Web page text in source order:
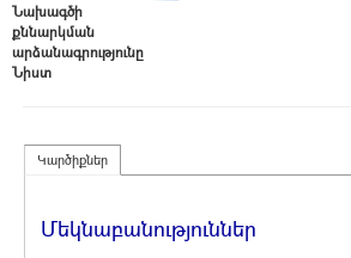
Նախագծի
քննարկման
արձանագրությունը
Նիստ
Կարծիքներ
Մեկնաբանություններ